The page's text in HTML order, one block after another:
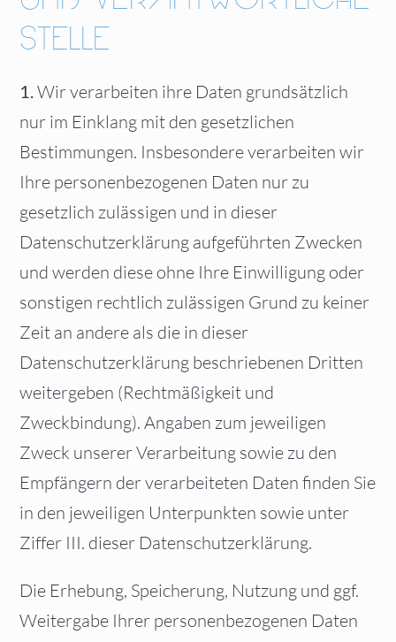
STELLE
1.Wir verarbeiten ihre Daten grundsätzlich
nur im Einklang mit den gesetzlichen
Bestimmungen. Insbesondere verarbeiten wir
Ihre personenbezogenen Daten nur zu
gesetzlich zulässigen und in dieser
Datenschutzerklärung aufgeführten Zwecken
und werden diese ohne Ihre Einwilligung oder
sonstigen rechtlich zulässigen Grund zu keiner
Zeit an andere als die in dieser
Datenschutzerklärung beschriebenen Dritten
weitergeben (Rechtmäßigkeit und
Zweckbindung). Angaben zum jeweiligen
Zweck unserer Verarbeitung sowie zu den
Empfängern der verarbeiteten Daten finden Sie
in den jeweiligen Unterpunkten sowie unter
Ziffer III. dieser Datenschutzerklärung.
Die Erhebung, Speicherung, Nutzung und ggf.
Weitergabe Ihrer personenbezogenen Daten